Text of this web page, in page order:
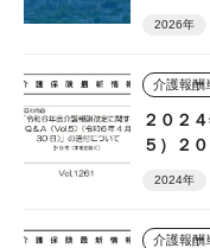
2026年
介護報酬
２０２
５）２
2024年
介護報酬